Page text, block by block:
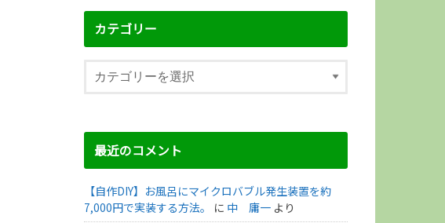
カテゴリー
最近のコメント
【自作DIY】お風呂にマイクロバブル発生装置を約
7,000円で実装する方法。
に 中 庸一 より